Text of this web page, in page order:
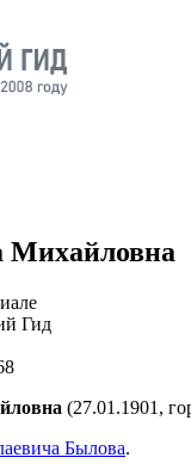
Михайловна
Гид
(27.01.1901,
Былова.